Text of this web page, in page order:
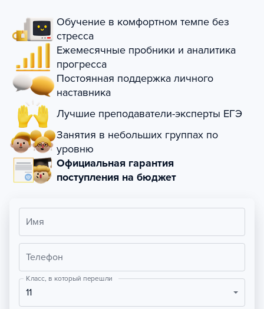
Обучение в комфортном темпе без
стресса
Ежемесячные пробники и аналитика
прогресса
Постоянная поддержка личного
наставника
Лучшие преподаватели-эксперты ЕГЭ
Занятия в небольших группах по
уровню
Официальная гарантия
поступления на бюджет
Имя
Телефон
Класс, в который перешли
11